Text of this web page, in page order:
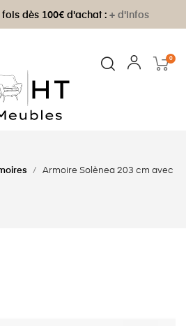
fois dès 100€ d'achat : + d'infos
0
Armoire Solènea 203 cm avec